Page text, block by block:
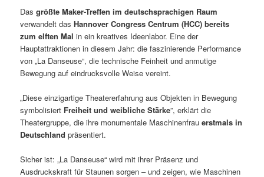
Dasgrößte Maker-Treffen im deutschsprachigen Raum
verwandelt dasHannover Congress Centrum (HCC) bereits
zum elften Mal in ein kreatives Ideenlabor. Eine der
Hauptattraktionen in diesem Jahr: die faszinierende Performance
von „La Danseuse“, die technische Feinheit und anmutige
Bewegung auf eindrucksvolle Weise vereint.
„Diese einzigartige Theatererfahrung aus Objekten in Bewegung
symbolisiert Freiheit und weibliche Stärke”, erklärt die
Theatergruppe, die ihre monumentale Maschinenfrauerstmals in
Deutschland präsentiert.
Sicher ist: „La Danseuse“ wird mit ihrer Präsenz und
Ausdruckskraft für Staunen sorgen – und zeigen, wie Maschinen